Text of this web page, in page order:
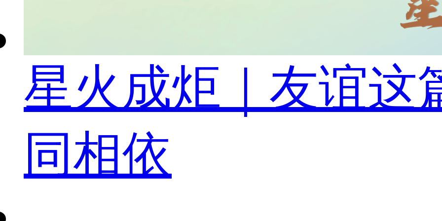
星火成炬｜友谊这
同相依